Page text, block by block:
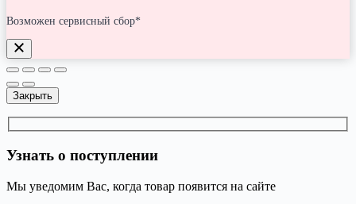
Возможен сервисный сбор*
Закрыть
Узнать о поступлении
Мы уведомим Вас, когда товар появится на сайте